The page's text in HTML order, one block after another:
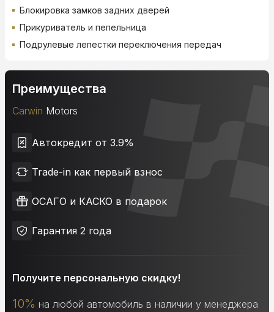
Блокировка замков задних дверей
Прикуриватель и пепельница
Подрулевые лепестки переключения передач
Преимущества
Carwin Motors
Автокредит от 3.9%
Trade-in как первый взнос
ОСАГО и КАСКО в подарок
Гарантия 2 года
Получите персональную скидку!
10% на любой автомобиль в наличии у менеджера